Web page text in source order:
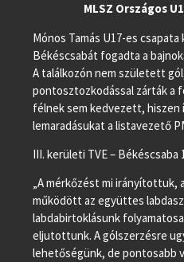
MLSZ Országos
Mónos Tamás U17-es
Békéscsabát fogadta a
A találkozón nem született
pontosztozkodással zárták a
félnek sem kedvezett,
lemaradásukat a listavezető
III. kerületi TVE – Békéscsaba
„A mérkőzést mi irányítottuk,
működött az együttes
labdabirtoklásunk
eljutottunk. A gólszerzésre
lehetőségünk, de pontosabb